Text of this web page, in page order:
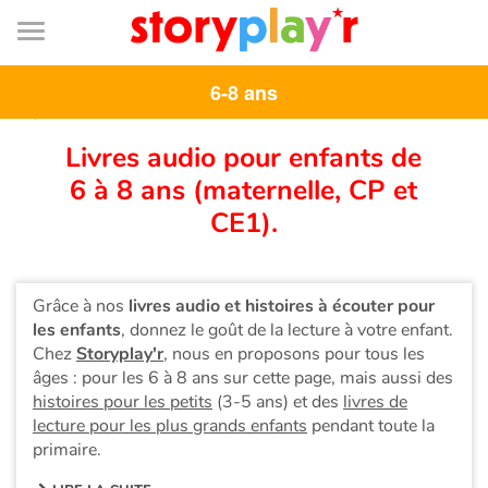
Connexion
Bibliothèque
de
page
Je me connecte
Tester gratuitement
Prix
Accueil
Contes d'ici et d'ailleurs
6-8 ans
Livres audio pour enfants de
6 à 8 ans (maternelle, CP et
CE1).
Grâce à nos livres audio et histoires à écouter pour
les enfants, donnez le goût de la lecture à votre enfant.
ChezStoryplay'r, nous en proposons pour tous les
âges : pour les 6 à 8 ans sur cette page, mais aussi des
histoires pour les petits (3-5 ans) et des livres de
lecture pour les plus grands enfants pendant toute la
primaire.